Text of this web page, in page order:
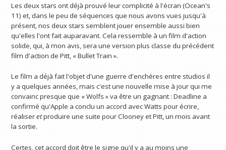
Les deux stars ont déjà prouvé leur complicité à l'écran (Ocean's
11) et, dans le peu de séquences que nous avons vues jusqu'à
présent, nos deux stars semblent jouer ensemble aussi bien
qu'elles l'ont fait auparavant. Cela ressemble à un film d'action
solide, qui, à mon avis, sera une version plus classe du précédent
film d'action de Pitt, « Bullet Train ».
Le film a déjà fait l'objet d'une guerre d'enchères entre studios il
y a quelques années, mais c'est une nouvelle mise à jour qui me
convainc presque que « Wolfs » va être un gagnant : Deadline a
confirmé qu'Apple a conclu un accord avec Watts pour écrire,
réaliseretproduire une suite pour Clooney et Pitt, un mois avant
la sortie.
Certes, cet accord doit être le signe qu'il y a au moins une